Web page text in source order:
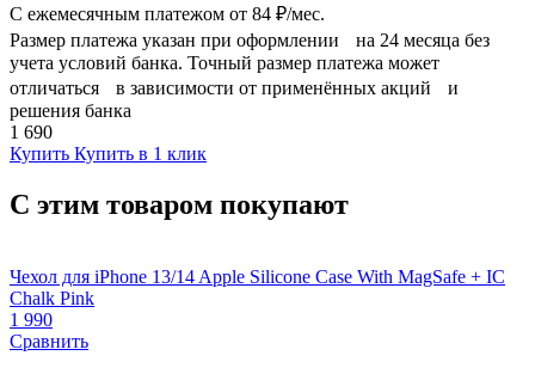
С ежемесячным платежом от 84 ₽/мес.
Размер платежа указан при оформлении на 24 месяца без
учета условий банка. Точный размер платежа может
отличаться в зависимости от применённых акций и
решения банка
1 690
Купить Купить в 1 клик
С этим товаром покупают
Чехол для iPhone 13/14 Apple Silicone Case With MagSafe + IC
Chalk Pink
1 990
Сравнить